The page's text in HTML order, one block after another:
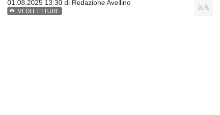
01.08.2025 13:30 di Redazione Avellino
VEDI LETTURE